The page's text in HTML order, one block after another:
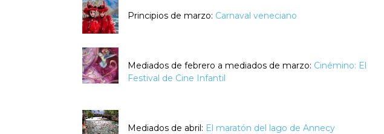
Principios de marzo: Carnaval veneciano
Mediados de febrero a mediados de marzo: Cinémino: El
Festival de Cine Infantil
Mediados de abril: El maratón del lago de Annecy